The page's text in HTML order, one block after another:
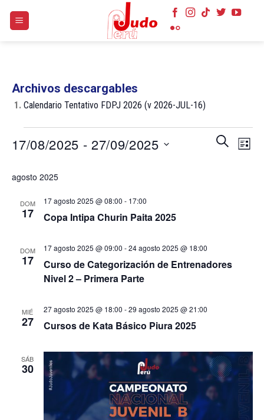
Archivos descargables
1. Calendario Tentativo FDPJ 2026 (v 2026-JUL-16)
BUSCAR
LISTA
17/08/2025 - 27/09/2025
la
agosto 2025
DOM
17 Copa Intipa Churin Paita 2025
17 agosto 2025 @ 08:00 - 17:00
DOM
17
Curso de Categorización de Entrenadores
Nivel 2 – Primera Parte
17 agosto 2025 @ 09:00 -24 agosto 2025 @ 18:00
MIÉ
27 Cursos de Kata Básico Piura 2025
27 agosto 2025 @ 18:00 -29 agosto 2025 @ 21:00
SÁB
30